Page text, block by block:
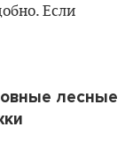
Если
лесные